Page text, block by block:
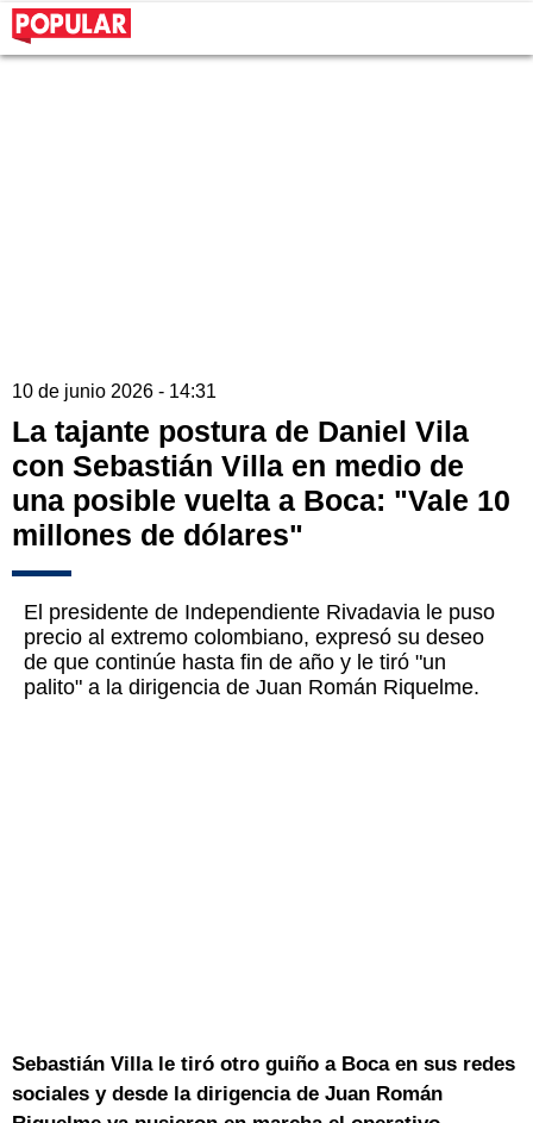
10 de junio 2026 - 14:31
La tajante postura de Daniel Vila
con Sebastián Villa en medio de
una posible vuelta a Boca: "Vale 10
millones de dólares"
El presidente de Independiente Rivadavia le puso
precio al extremo colombiano, expresó su deseo
de que continúe hasta fin de año y le tiró "un
palito" a la dirigencia de Juan Román Riquelme.
Sebastián Villa le tiró otro guiño a Boca en sus redes
sociales y desde la dirigencia de Juan Román